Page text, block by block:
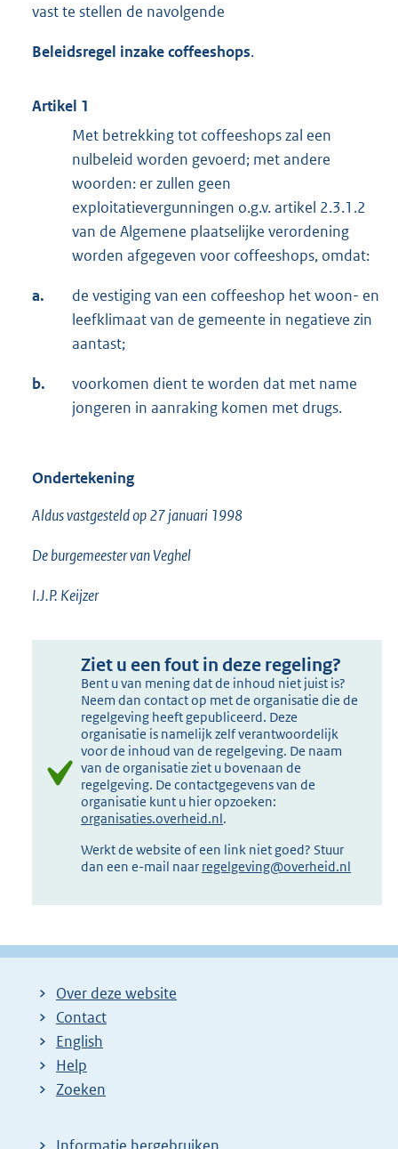
vast te stellen de navolgende
Beleidsregel inzake coffeeshops.
Artikel 1
Met betrekking tot coffeeshops zal een
nulbeleid worden gevoerd; met andere
woorden: er zullen geen
exploitatievergunningen o.g.v. artikel 2.3.1.2
van de Algemene plaatselijke verordening
worden afgegeven voor coffeeshops, omdat:
a.
de vestiging van een coffeeshop het woon- en
leefklimaat van de gemeente in negatieve zin
aantast;
b.
voorkomen dient te worden dat met name
jongeren in aanraking komen met drugs.
Ondertekening
Aldus vastgesteld op 27 januari 1998
De burgemeester van Veghel
I.J.P. Keijzer
Ziet u een fout in deze regeling?
Bent u van mening dat de inhoud niet juist is?
Neem dan contact op met de organisatie die de
regelgeving heeft gepubliceerd. Deze
organisatie is namelijk zelf verantwoordelijk
voor de inhoud van de regelgeving. De naam
van de organisatie ziet u bovenaan de
regelgeving. De contactgegevens van de
organisatie kunt u hier opzoeken:
organisaties.overheid.nl.
Werkt de website of een link niet goed? Stuur
dan een e-mail naar regelgeving@overheid.nl
Over deze website
Contact
English
Help
Zoeken
Informatie hergebruiken